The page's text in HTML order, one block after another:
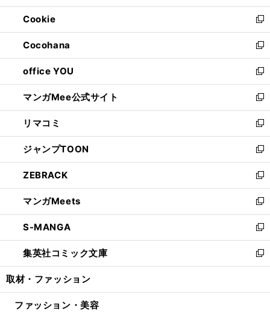
開
く
ウ
で
開
く
ン
ド
ウ
で
開
く
ウ
ィ
ン
ド
ウ
で
開
く
Cookie
新
し
い
ウ
ィ
ン
ド
ウ
で
開
く
Cocohana
新
し
い
ウ
ィ
ン
ド
ウ
で
開
く
office YOU
新
し
い
ウ
ィ
ン
ド
ウ
で
開
く
マンガMee公式サイト
新
し
い
ウ
ィ
ン
ド
ウ
で
開
く
リマコミ
新
し
い
ウ
ィ
ン
ド
ウ
で
開
く
ジャンプTOON
新
し
い
ウ
ィ
ン
ド
ウ
で
開
ZEBRACK
新
し
い
ウ
ィ
ン
ド
ウ
開
マンガMeets
新
し
い
ウ
ィ
ン
ウ
S-MANGA
新
し
い
ウ
ン
集英社コミック文庫
新
し
ウ
取材・ファッション
ファッション・美容